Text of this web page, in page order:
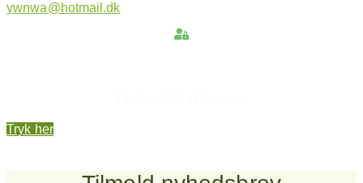
ywnwa@hotmail.dk
Tryk her